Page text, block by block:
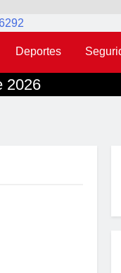
Deportes
2026